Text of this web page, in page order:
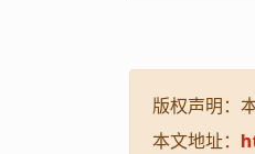
版权声明：
本文地址：